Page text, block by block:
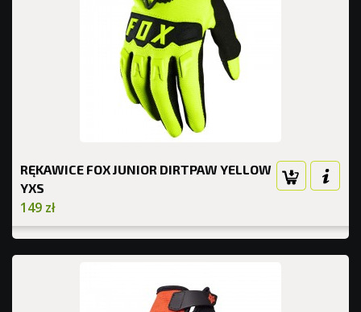
RĘKAWICE FOX JUNIOR DIRTPAW YELLOW
YXS
149 zł